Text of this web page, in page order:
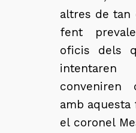
altres de
fent
oficis dels
conveniren
amb
el coronel